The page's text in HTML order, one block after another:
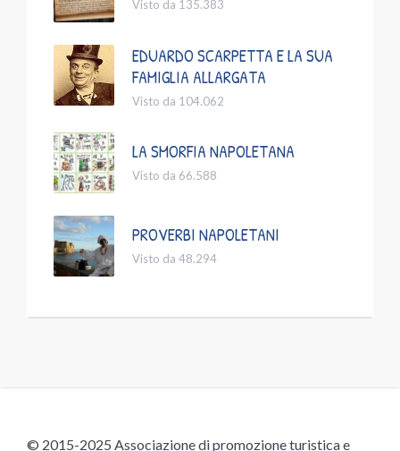
Visto da 135.383
EDUARDO SCARPETTA E LA SUA
FAMIGLIA ALLARGATA
Visto da 104.062
LA SMORFIA NAPOLETANA
Visto da 66.588
PROVERBI NAPOLETANI
Visto da 48.294
© 2015-2025 Associazione di promozione turistica e